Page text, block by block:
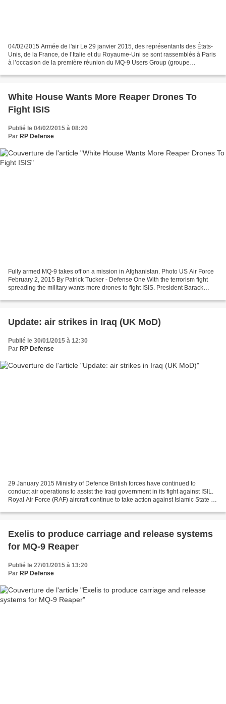
04/02/2015 Armée de l'air Le 29 janvier 2015, des représentants des États-
Unis, de la France, de l’Italie et du Royaume-Uni se sont rassemblés à Paris
à l’occasion de la première réunion du MQ-9 Users Group (groupe
White House Wants More Reaper Drones To
Fight ISIS
Publié le 04/02/2015 à 08:20
Par RP Defense
Fully armed MQ-9 takes off on a mission in Afghanistan. Photo US Air Force
February 2, 2015 By Patrick Tucker - Defense One With the terrorism fight
spreading the military wants more drones to fight ISIS. President Barack
Update: air strikes in Iraq (UK MoD)
Publié le 30/01/2015 à 12:30
Par RP Defense
29 January 2015 Ministry of Defence British forces have continued to
conduct air operations to assist the Iraqi government in its fight against ISIL.
Royal Air Force (RAF) aircraft continue to take action against Islamic State of
Exelis to produce carriage and release systems
for MQ-9 Reaper
Publié le 27/01/2015 à 13:20
Par RP Defense